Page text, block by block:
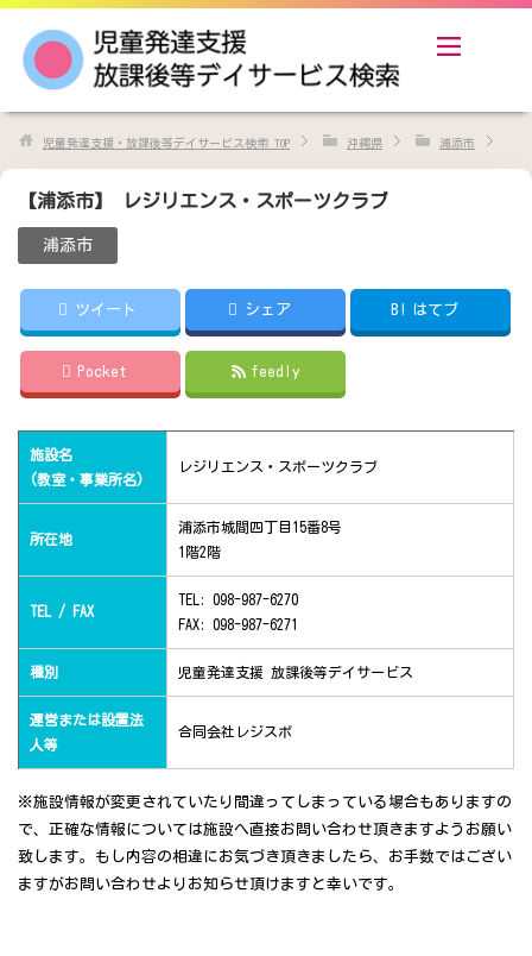
児童発達支援・放課後等デイサービス検索 TOP 沖縄県 浦添市
【浦添市】 レジリエンス・スポーツクラブ
浦添市
ツイート シェア B! はてブ
Pocket feedly
施設名
(教室・事業所名)
レジリエンス・スポーツクラブ
所在地
浦添市城間四丁目15番8号
1階2階
TEL / FAX
TEL: 098-987-6270
FAX: 098-987-6271
種別 児童発達支援 放課後等デイサービス
運営または設置法
人等
合同会社レジスポ
※施設情報が変更されていたり間違ってしまっている場合もありますの
で、正確な情報については施設へ直接お問い合わせ頂きますようお願い
致します。もし内容の相違にお気づき頂きましたら、お手数ではござい
ますがお問い合わせよりお知らせ頂けますと幸いです。